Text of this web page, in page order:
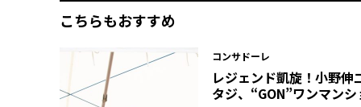
こちらもおすすめ
コンサドーレ
レジェンド凱旋！小野伸
タジ、“GON”ワンマン